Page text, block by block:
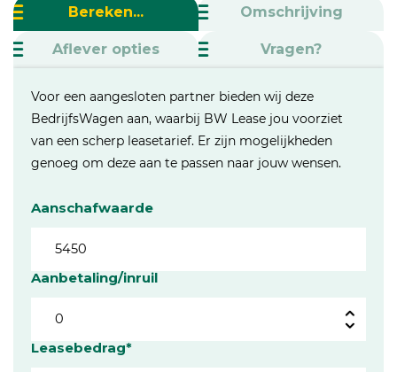
Bereken... Omschrijving
Aflever opties Vragen?
Voor een aangesloten partner bieden wij deze
BedrijfsWagen aan, waarbij BW Lease jou voorziet
van een scherp leasetarief. Er zijn mogelijkheden
genoeg om deze aan te passen naar jouw wensen.
Aanschafwaarde
Aanbetaling/inruil
Leasebedrag*